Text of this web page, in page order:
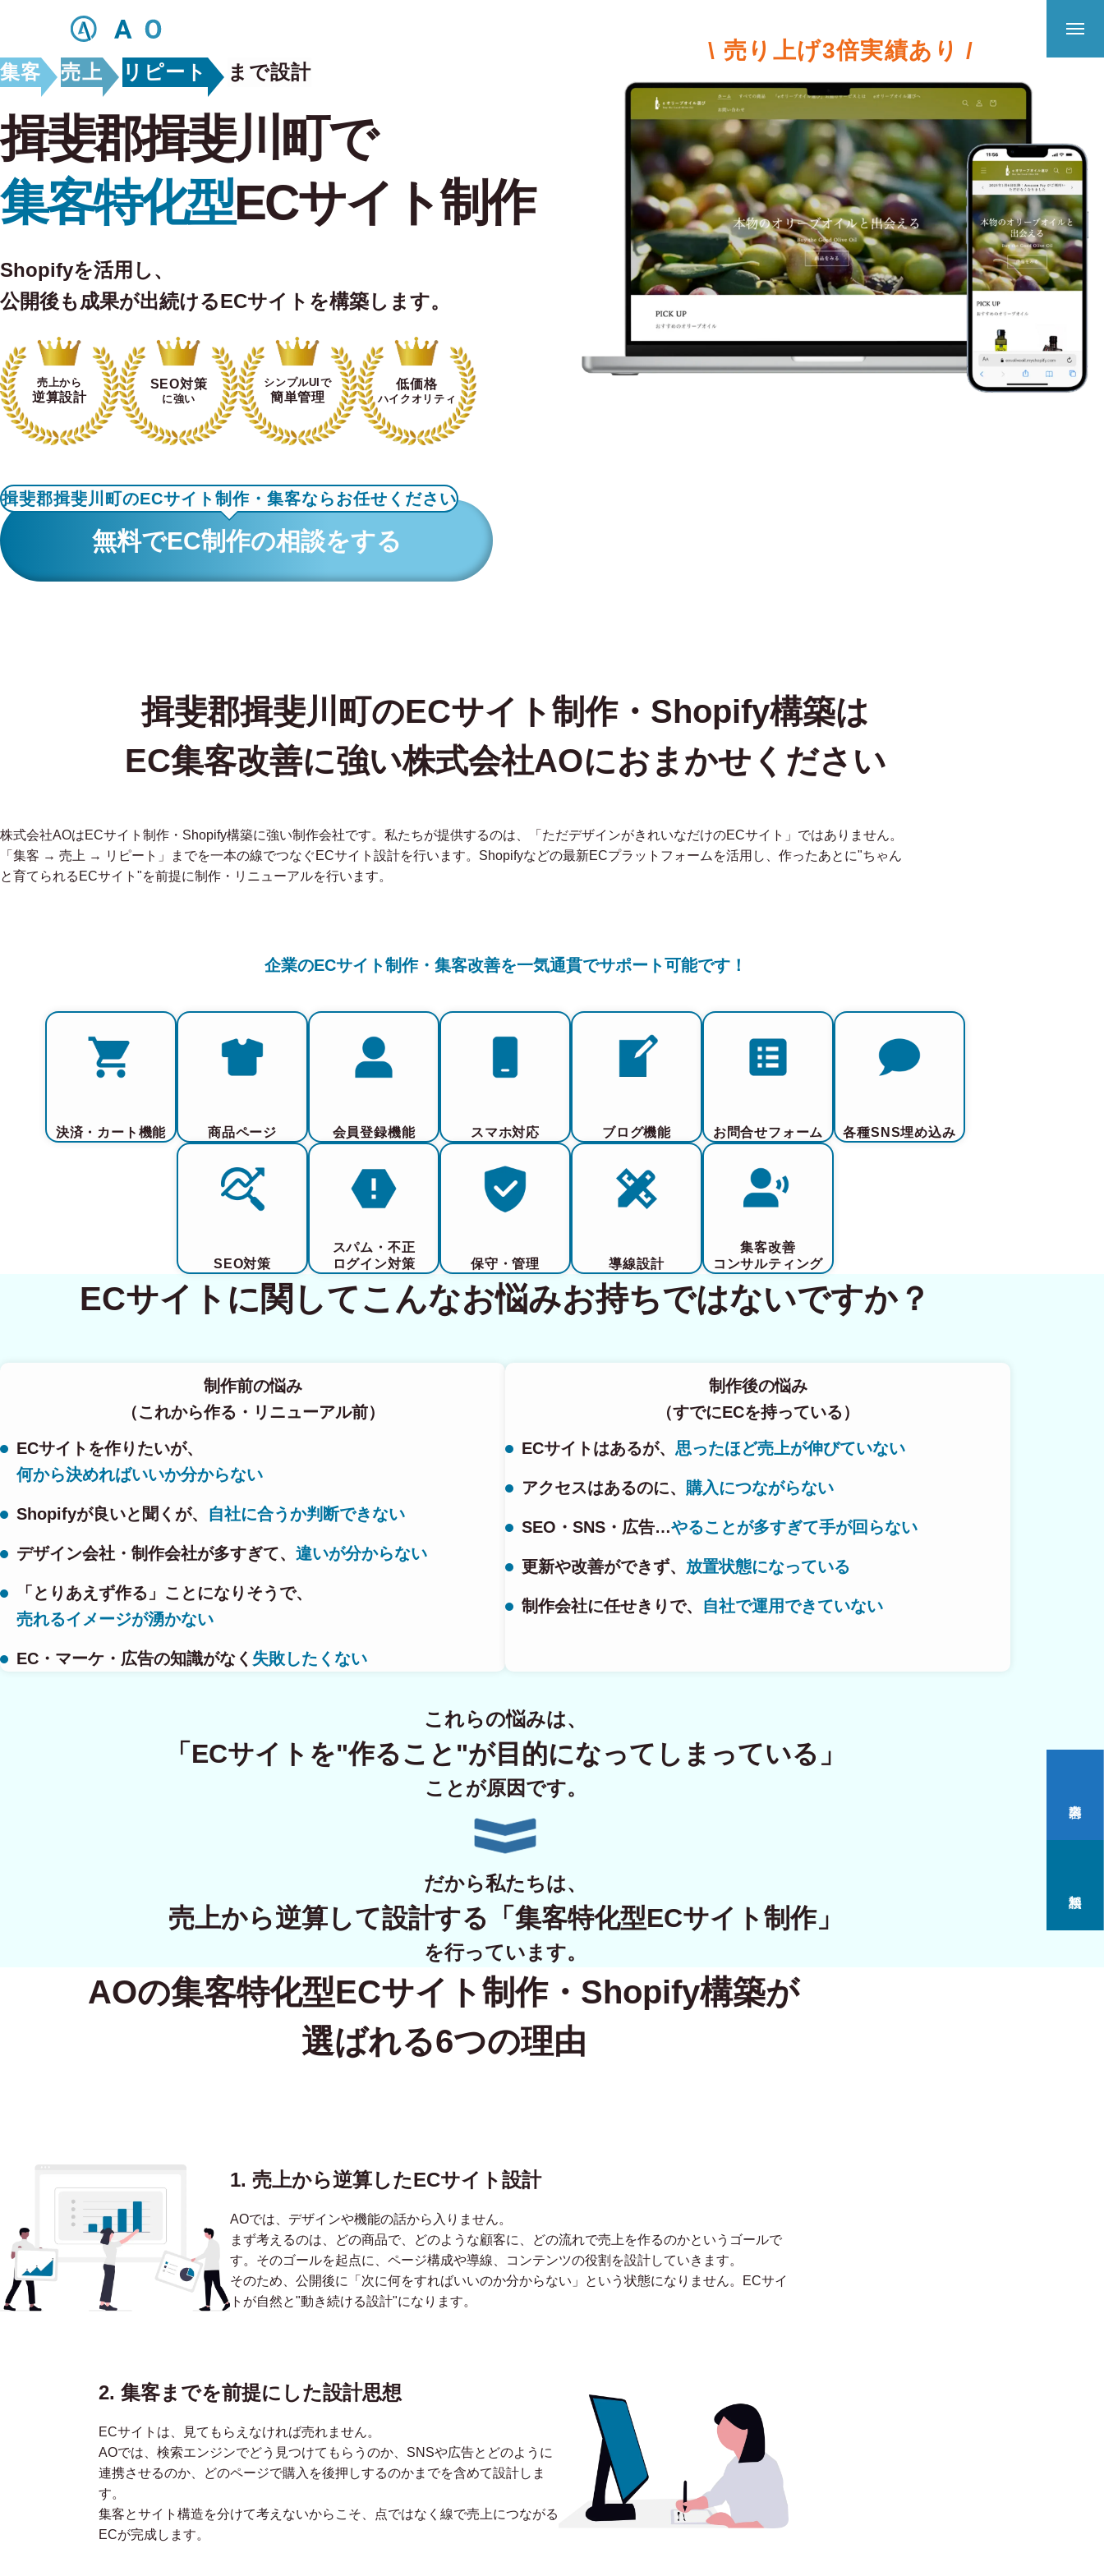
Principle
制作実績
お問い合わせ
集客 売上 リピート まで設計
揖斐郡揖斐川町で
集客特化型ECサイト制作
Shopifyを活用し、
公開後も成果が出続けるECサイトを構築します。
売上から
逆算設計
SEO対策
に強い
シンプルUIで
簡単管理
低価格
ハイクオリティ
\ 売り上げ3倍実績あり /
揖斐郡揖斐川町のECサイト制作・集客ならお任せください
無料でEC制作の相談をする
揖斐郡揖斐川町のECサイト制作・Shopify構築は
EC集客改善に強い株式会社AOにおまかせください
株式会社AOはECサイト制作・Shopify構築に強い制作会社です。私たちが提供するのは、「ただデザインがきれいなだけのECサイト」ではありません。
「集客 → 売上 → リピート」までを一本の線でつなぐECサイト設計を行います。Shopifyなどの最新ECプラットフォームを活用し、作ったあとに"ちゃん
と育てられるECサイト"を前提に制作・リニューアルを行います。
企業のECサイト制作・集客改善を一気通貫でサポート可能です！
決済・カート機能 商品ページ 会員登録機能 スマホ対応 ブログ機能 お問合せフォーム 各種SNS埋め込み
SEO対策
スパム・不正
ログイン対策
保守・管理 導線設計
集客改善
コンサルティング
ECサイトに関してこんなお悩みお持ちではないですか？
制作前の悩み
（これから作る・リニューアル前）
ECサイトを作りたいが、
何から決めればいいか分からない
Shopifyが良いと聞くが、 自社に合うか判断できない
デザイン会社・制作会社が多すぎて、 違いが分からない
「とりあえず作る」ことになりそうで、
売れるイメージが湧かない
EC・マーケ・広告の知識がなく 失敗したくない
制作後の悩み
（すでにECを持っている）
ECサイトはあるが、 思ったほど売上が伸びていない
アクセスはあるのに、 購入につながらない
SEO・SNS・広告…やることが多すぎて手が回らない
更新や改善ができず、 放置状態になっている
制作会社に任せきりで、 自社で運用できていない
これらの悩みは、
「ECサイトを"作ること"が目的になってしまっている」
ことが原因です。
だから私たちは、
売上から逆算して設計する 「集客特化型ECサイト制作」
を行っています。
AOの集客特化型ECサイト制作・Shopify構築が
選ばれる6つの理由
1. 売上から逆算したECサイト設計
AOでは、デザインや機能の話から入りません。
まず考えるのは、どの商品で、どのような顧客に、どの流れで売上を作るのかというゴールで
す。そのゴールを起点に、ページ構成や導線、コンテンツの役割を設計していきます。
そのため、公開後に「次に何をすればいいのか分からない」という状態になりません。ECサイ
トが自然と"動き続ける設計"になります。
2. 集客までを前提にした設計思想
ECサイトは、見てもらえなければ売れません。
AOでは、検索エンジンでどう見つけてもらうのか、SNSや広告とどのように
連携させるのか、どのページで購入を後押しするのかまでを含めて設計しま
す。
集客とサイト構造を分けて考えないからこそ、点ではなく線で売上につながる
ECが完成します。